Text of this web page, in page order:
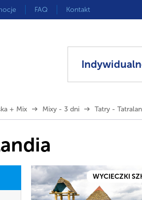
FAQ Kontakt
+ Mix Mixy - 3 dni Tatry -
WYCIECZKI